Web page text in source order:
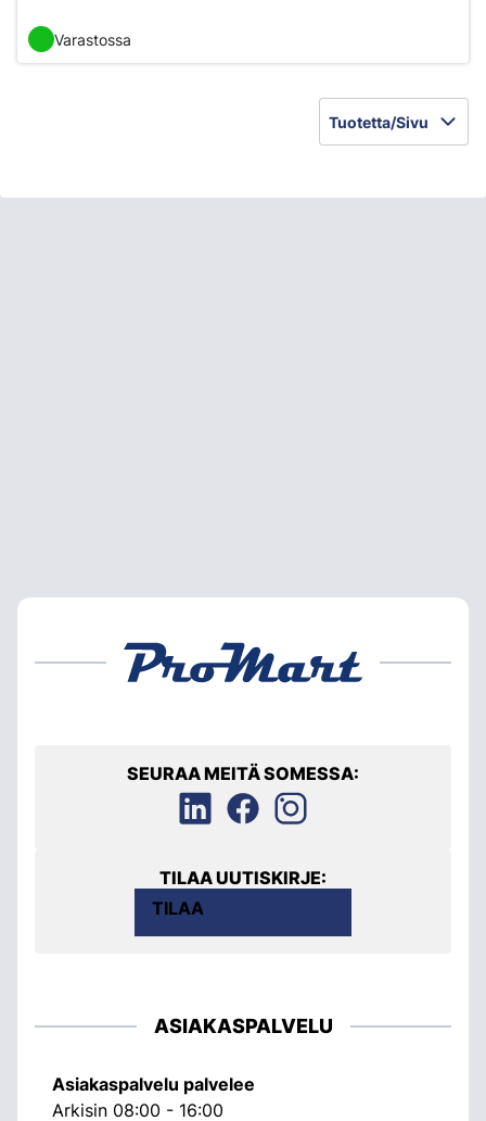
Varastossa
Tuotetta/Sivu
SEURAA MEITÄ SOMESSA:
TILAA UUTISKIRJE:
TILAA
ASIAKASPALVELU
Asiakaspalvelu palvelee
Arkisin 08:00 - 16:00